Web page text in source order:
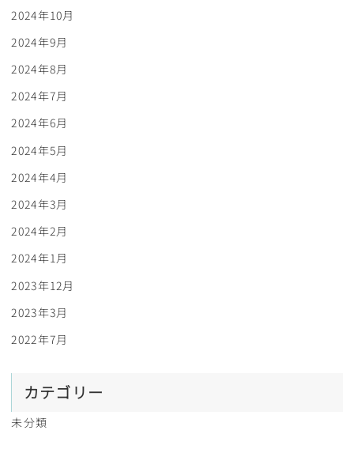
2024年10月
2024年9月
2024年8月
2024年7月
2024年6月
2024年5月
2024年4月
2024年3月
2024年2月
2024年1月
2023年12月
2023年3月
2022年7月
カテゴリー
未分類